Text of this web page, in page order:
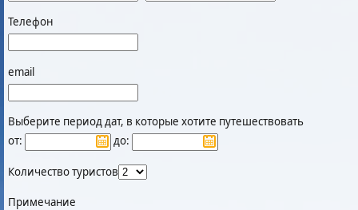
Телефон
email
Выберите период дат, в которые хотите путешествовать
от:
до:
Количество туристов
Примечание